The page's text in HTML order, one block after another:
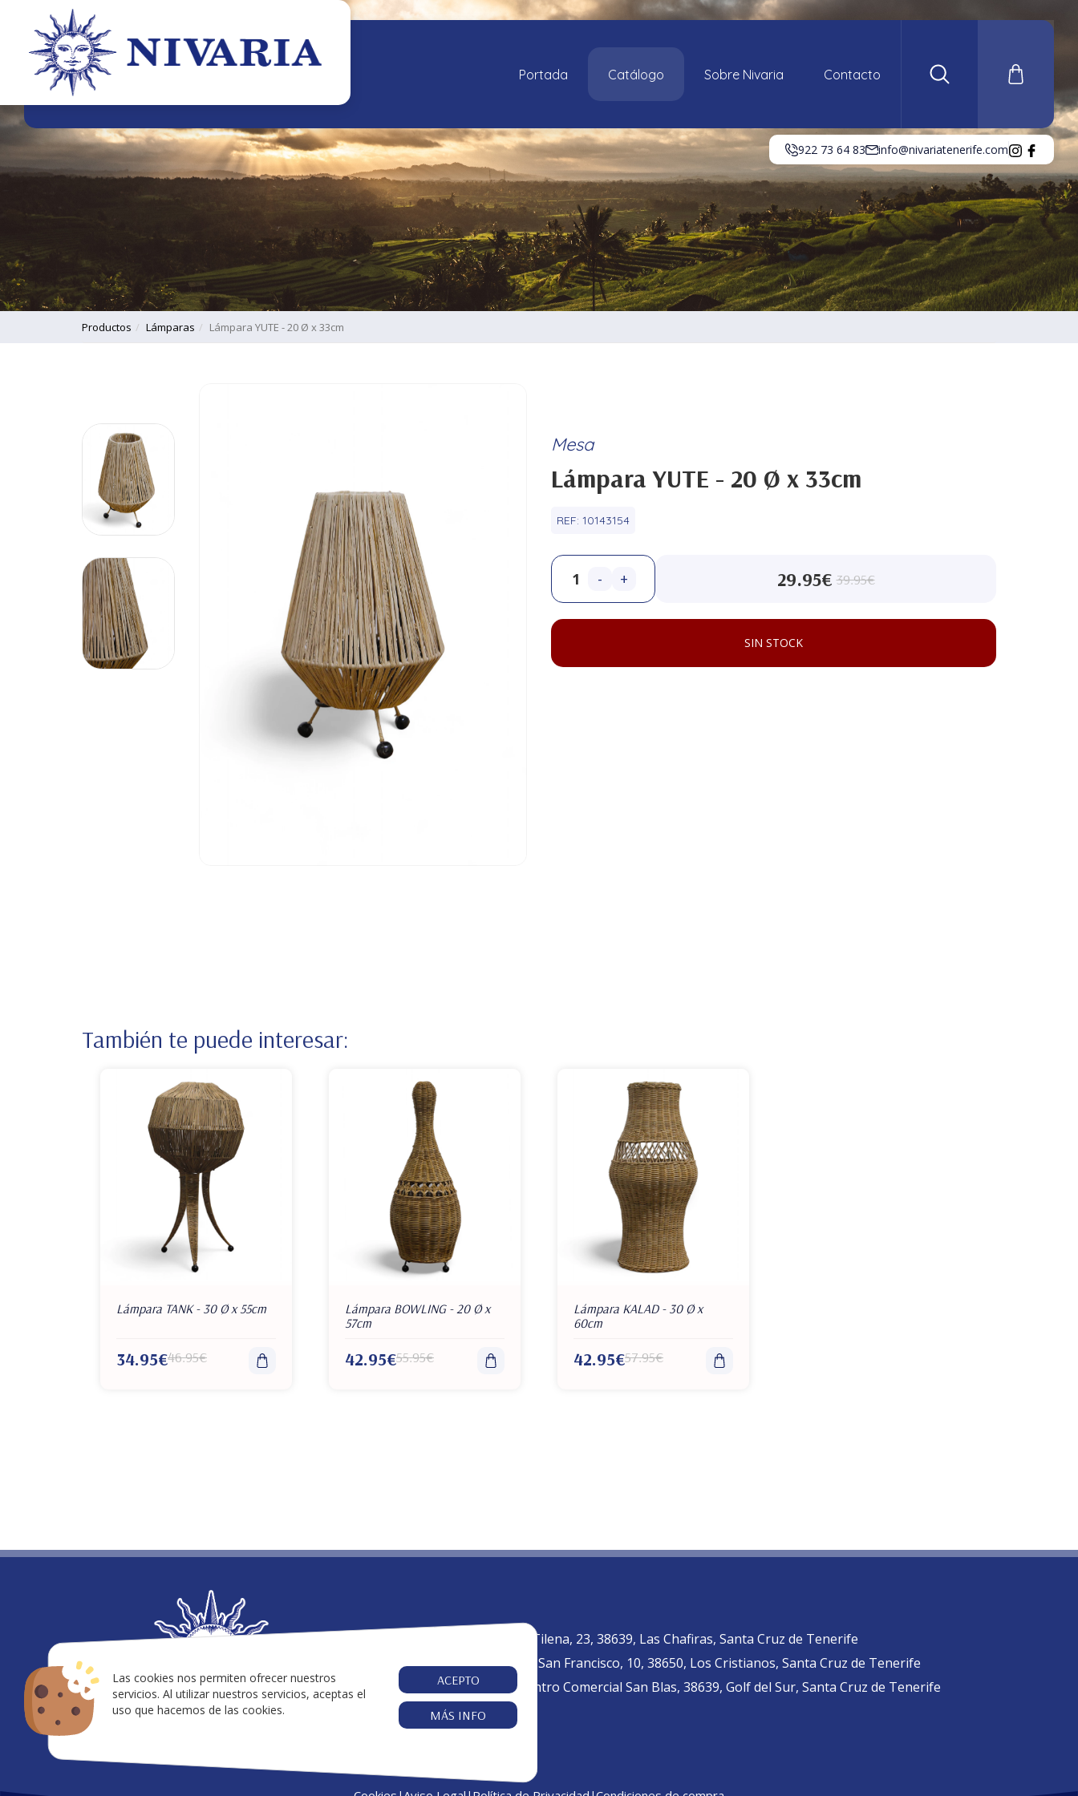
Las cookies nos permiten ofrecer nuestros
servicios. Al utilizar nuestros servicios, aceptas el
uso que hacemos de las cookies.
ACEPTO
MÁS INFO
Portada Catálogo Sobre Nivaria Contacto
922 73 64 83 info@nivariatenerife.com
Productos Lámparas Lámpara YUTE - 20 Ø x 33cm
Mesa
Lámpara YUTE - 20 Ø x 33cm
REF: 10143154
- + 29.95€ 39.95€
SIN STOCK
También te puede interesar:
Lámpara TANK - 30 Ø x 55cm
34.95€46.95€
Lámpara BOWLING - 20 Ø x
57cm
42.95€55.95€
Lámpara KALAD - 30 Ø x
60cm
42.95€57.95€
922 73 64 83
C. Tilena, 23, 38639, Las Chafiras, Santa Cruz de Tenerife
Av. San Francisco, 10, 38650, Los Cristianos, Santa Cruz de Tenerife
Centro Comercial San Blas, 38639, Golf del Sur, Santa Cruz de Tenerife